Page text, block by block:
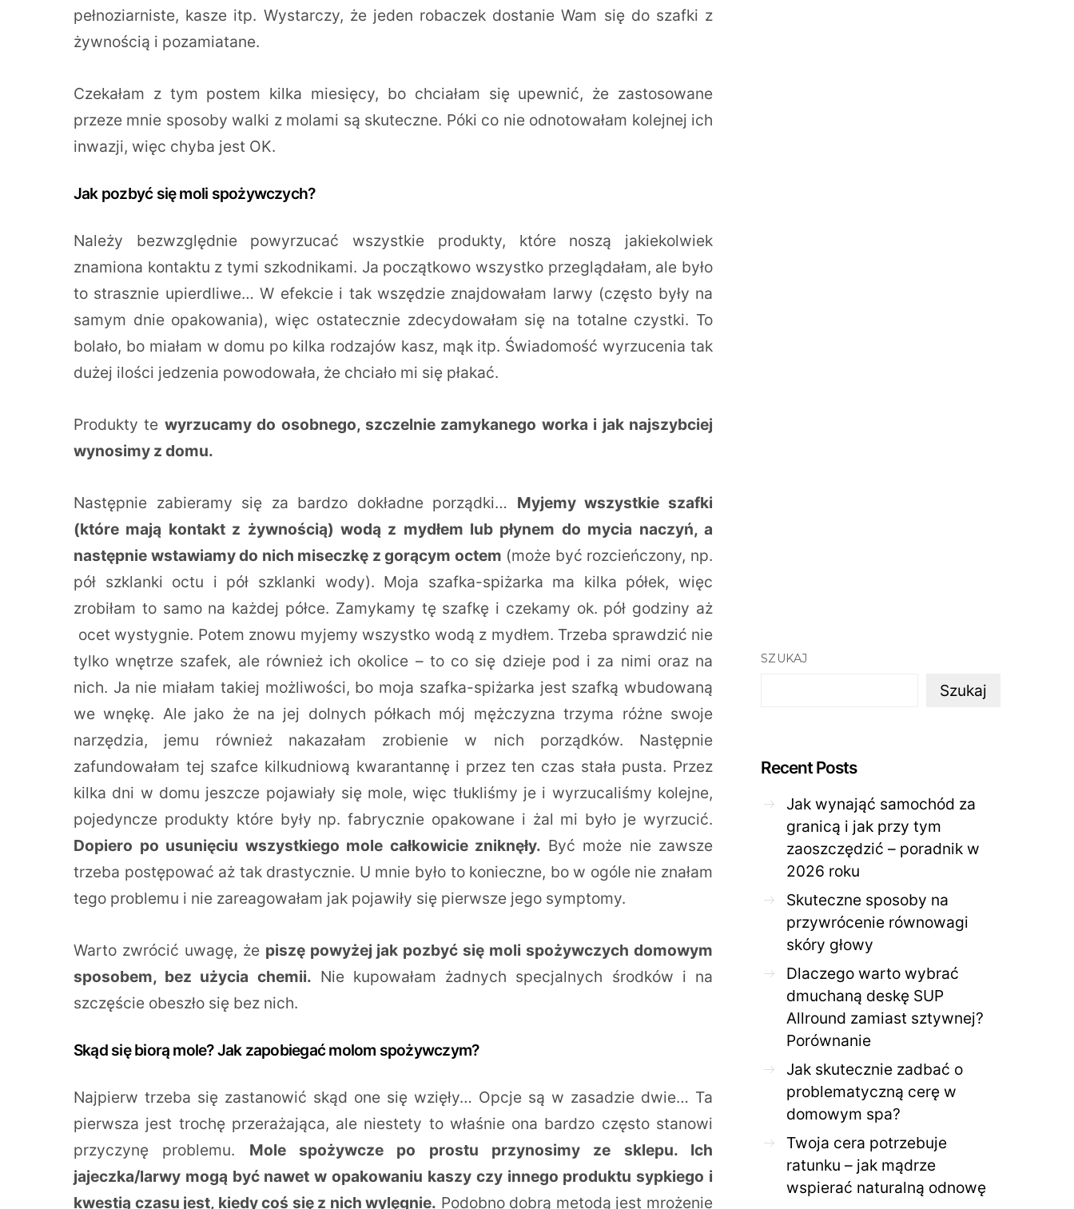
pełnoziarniste, kasze itp. Wystarczy, że jeden robaczek dostanie Wam się do szafki z
żywnością i pozamiatane.
Czekałam z tym postem kilka miesięcy, bo chciałam się upewnić, że zastosowane
przeze mnie sposoby walki z molami są skuteczne. Póki co nie odnotowałam kolejnej ich
inwazji, więc chyba jest OK.
Jak pozbyć się moli spożywczych?
Należy bezwzględnie powyrzucać wszystkie produkty, które noszą jakiekolwiek
znamiona kontaktu z tymi szkodnikami. Ja początkowo wszystko przeglądałam, ale było
to strasznie upierdliwe… W efekcie i tak wszędzie znajdowałam larwy (często były na
samym dnie opakowania), więc ostatecznie zdecydowałam się na totalne czystki. To
bolało, bo miałam w domu po kilka rodzajów kasz, mąk itp. Świadomość wyrzucenia tak
dużej ilości jedzenia powodowała, że chciało mi się płakać.
Produkty te wyrzucamy do osobnego, szczelnie zamykanego worka i jak najszybciej
wynosimy z domu.
Następnie zabieramy się za bardzo dokładne porządki… Myjemy wszystkie szafki
(które mają kontakt z żywnością) wodą z mydłem lub płynem do mycia naczyń, a
następnie wstawiamy do nich miseczkę z gorącym octem (może być rozcieńczony, np.
pół szklanki octu i pół szklanki wody). Moja szafka-spiżarka ma kilka półek, więc
zrobiłam to samo na każdej półce. Zamykamy tę szafkę i czekamy ok. pół godziny aż
ocet wystygnie. Potem znowu myjemy wszystko wodą z mydłem. Trzeba sprawdzić nie
tylko wnętrze szafek, ale również ich okolice – to co się dzieje pod i za nimi oraz na
nich. Ja nie miałam takiej możliwości, bo moja szafka-spiżarka jest szafką wbudowaną
we wnękę. Ale jako że na jej dolnych półkach mój mężczyzna trzyma różne swoje
narzędzia, jemu również nakazałam zrobienie w nich porządków. Następnie
zafundowałam tej szafce kilkudniową kwarantannę i przez ten czas stała pusta. Przez
kilka dni w domu jeszcze pojawiały się mole, więc tłukliśmy je i wyrzucaliśmy kolejne,
pojedyncze produkty które były np. fabrycznie opakowane i żal mi było je wyrzucić.
Dopiero po usunięciu wszystkiego mole całkowicie zniknęły. Być może nie zawsze
trzeba postępować aż tak drastycznie. U mnie było to konieczne, bo w ogóle nie znałam
tego problemu i nie zareagowałam jak pojawiły się pierwsze jego symptomy.
Warto zwrócić uwagę, że piszę powyżej jak pozbyć się moli spożywczych domowym
sposobem, bez użycia chemii. Nie kupowałam żadnych specjalnych środków i na
szczęście obeszło się bez nich.
Skąd się biorą mole? Jak zapobiegać molom spożywczym?
Najpierw trzeba się zastanowić skąd one się wzięły… Opcje są w zasadzie dwie… Ta
pierwsza jest trochę przerażająca, ale niestety to właśnie ona bardzo często stanowi
przyczynę problemu. Mole spożywcze po prostu przynosimy ze sklepu. Ich
jajeczka/larwy mogą być nawet w opakowaniu kaszy czy innego produktu sypkiego i
kwestią czasu jest, kiedy coś się z nich wylęgnie. Podobno dobrą metodą jest mrożenie
SZUKAJ
Szukaj
Recent Posts
Jak wynająć samochód za
granicą i jak przy tym
zaoszczędzić – poradnik w
2026 roku
Skuteczne sposoby na
przywrócenie równowagi
skóry głowy
Dlaczego warto wybrać
dmuchaną deskę SUP
Allround zamiast sztywnej?
Porównanie
Jak skutecznie zadbać o
problematyczną cerę w
domowym spa?
Twoja cera potrzebuje
ratunku – jak mądrze
wspierać naturalną odnowę